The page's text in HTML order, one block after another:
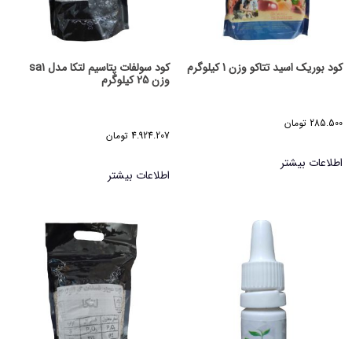
کود بوریک اسید تتاکو وزن 1 کیلوگرم
285.500 تومان
اطلاعات بیشتر
کود سولفات پتاسیم لتکا مدل sa1
وزن 25 کیلوگرم
4.924.207 تومان
اطلاعات بیشتر